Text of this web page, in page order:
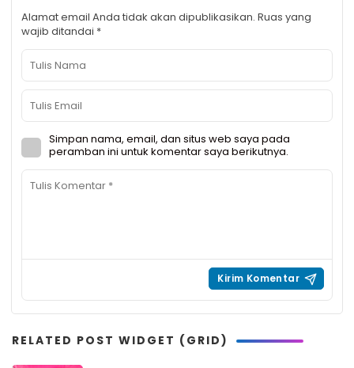
Alamat email Anda tidak akan dipublikasikan. Ruas yang
wajib ditandai *
Simpan nama, email, dan situs web saya pada
peramban ini untuk komentar saya berikutnya.
RELATED POST WIDGET (GRID)